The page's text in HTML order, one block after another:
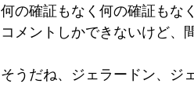
何の確証もなく何の確証もな
コメントしかできないけど、
そうだね、ジェラードン、ジ